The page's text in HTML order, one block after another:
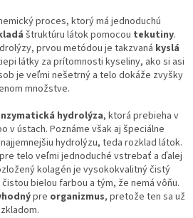
proces, ktorý má jednoduchú
štruktúru látok pomocou tekutiny.
prvou metódou je takzvaná kyslá
látky za prítomnosti kyseliny, ako si asi
je veľmi nešetrný a telo dokáže zvyšky
množstve.
hydrolýza, ktorá prebieha v
v ústach. Poznáme však aj špeciálne
hydrolýzu, teda rozklad látok.
telo veľmi jednoduché vstrebať a ďalej
kolagén je vysokokvalitný čistý
bielou farbou a tým, že nemá vôňu.
pre organizmus, pretože ten sa už